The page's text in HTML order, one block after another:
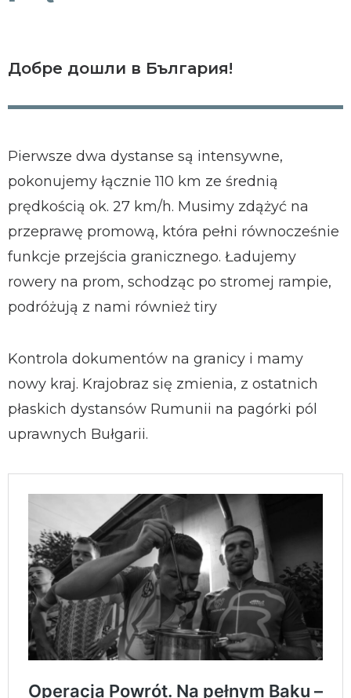
Добре дошли в България!
Pierwsze dwa dystanse są intensywne,
pokonujemy łącznie 110 km ze średnią
prędkością ok. 27 km/h. Musimy zdążyć na
przeprawę promową, która pełni równocześnie
funkcje przejścia granicznego. Ładujemy
rowery na prom, schodząc po stromej rampie,
podróżują z nami również tiry
Kontrola dokumentów na granicy i mamy
nowy kraj. Krajobraz się zmienia, z ostatnich
płaskich dystansów Rumunii na pagórki pól
uprawnych Bułgarii.